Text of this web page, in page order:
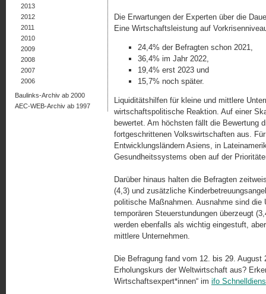
Die Erwartungen der Experten über die
Eine Wirtschaftsleistung auf
24,4% der Befragten schon 2021,
36,4% im Jahr 2022,
19,4% erst 2023 und
15,7% noch später.
Liquiditätshilfen für kleine und mittlere
wirtschaftspolitische Reaktion. Auf einer
bewertet. Am höchsten fällt die Bewertung
fortgeschrittenen Volkswirtschaften aus.
Entwicklungsländern Asiens, in
Gesundheitssystems oben auf der
Darüber hinaus halten die Befragten
(4,3) und zusätzliche
politische Maßnahmen. Ausnahme sind
temporären Steuerstundungen überzeugt
werden ebenfalls als wichtig ein­ge­stuft,
mittlere Unter­neh­men.
Die Befragung fand vom 12. bis 29.
Erholungskurs der Weltwirtschaft aus?
Wirtschaftsexpert*innen“ im ifo
2013
2012
2011
2010
2009
2008
2007
2006
Baulinks-Archiv ab 2000
AEC-WEB-Archiv ab 1997